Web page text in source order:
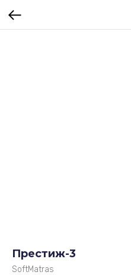
Престиж-3
SoftMatras